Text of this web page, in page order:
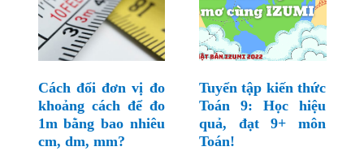
Cách đổi đơn vị đo
khoảng cách để đo
1m bằng bao nhiêu
cm, dm, mm?
Tuyển tập kiến thức
Toán 9: Học hiệu
quả, đạt 9+ môn
Toán!